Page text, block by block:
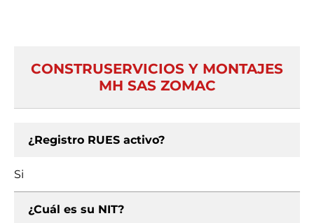
CONSTRUSERVICIOS Y MONTAJES
MH SAS ZOMAC
¿Registro RUES activo?
Si
¿Cuál es su NIT?